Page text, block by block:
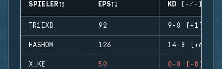
SPIELER EPS KD (+/-)
TR1IXD 92 9-8 (+1)
HASHOM 126 14-8 (+6)
X.KE 50 0-8 (-8)